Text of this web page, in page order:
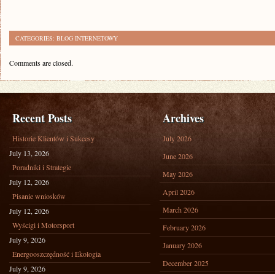
CATEGORIES: BLOG INTERNETOWY
Comments are closed.
Recent Posts
Historie Klientów i Sukcesy
July 13, 2026
Poradniki i Strategie
July 12, 2026
Pisanie wniosków
July 12, 2026
Wyścigi i Motorsport
July 9, 2026
Energooszczędność i Ekologia
July 9, 2026
Archives
July 2026
June 2026
May 2026
April 2026
March 2026
February 2026
January 2026
December 2025